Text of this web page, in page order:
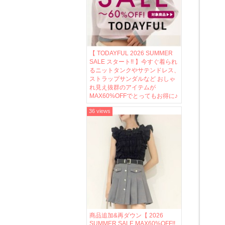
【 TODAYFUL 2026 SUMMER
SALE スタート!! 】今すぐ着られ
るニットタンクやサテンドレス、
ストラップサンダルなど おしゃ
れ見え抜群のアイテムが
MAX60%OFFでとってもお得に♪
商品追加&再ダウン【 2026
SUMMER SALE MAX60%OFF!!
36 views